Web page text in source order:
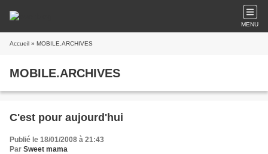
MENU
Accueil » MOBILE.ARCHIVES
MOBILE.ARCHIVES
C'est pour aujourd'hui
Publié le 18/01/2008 à 21:43
Par Sweet mama